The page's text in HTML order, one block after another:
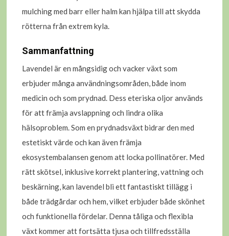
mulching med barr eller halm kan hjälpa till att skydda
rötterna från extrem kyla.
Sammanfattning
Lavendel är en mångsidig och vacker växt som
erbjuder många användningsområden, både inom
medicin och som prydnad. Dess eteriska oljor används
för att främja avslappning och lindra olika
hälsoproblem. Som en prydnadsväxt bidrar den med
estetiskt värde och kan även främja
ekosystembalansen genom att locka pollinatörer. Med
rätt skötsel, inklusive korrekt plantering, vattning och
beskärning, kan lavendel bli ett fantastiskt tillägg i
både trädgårdar och hem, vilket erbjuder både skönhet
och funktionella fördelar. Denna tåliga och flexibla
växt kommer att fortsätta tjusa och tillfredsställa